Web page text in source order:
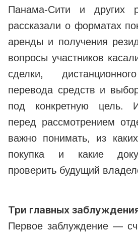
Панама-Сити и других
рассказали о форматах
аренды и получения
вопросы участников
сделки,
перевода средств и
под конкретную цель.
перед рассмотрением
важно понимать, из
покупка и какие
проверить будущий
Три главных
Первое заблуждение —